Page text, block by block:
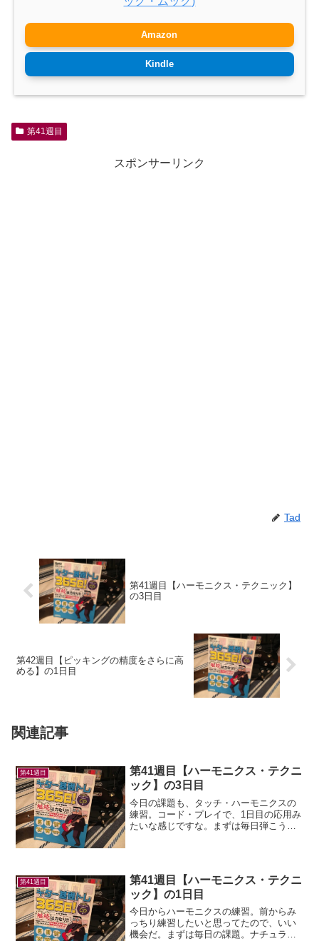
Amazon
Kindle
第41週目
スポンサーリンク
Tad
第41週目【ハーモニクス・テクニック】
の3日目
第42週目【ピッキングの精度をさらに高
める】の1日目
関連記事
第41週目
第41週目【ハーモニクス・テクニ
ック】の3日目
今日の課題も、タッチ・ハーモニクスの
練習。コード・プレイで、1日目の応用み
たいな感じですな。まずは毎日弾こうか
第41週目
第41週目【ハーモニクス・テクニ
ック】の1日目
今日からハーモニクスの練習。前からみ
っちり練習したいと思ってたので、いい
機会だ。まずは毎日の課題。ナチュラ